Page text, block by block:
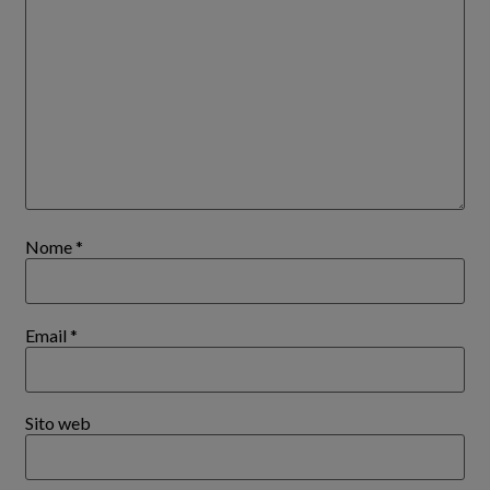
Nome *
Email *
Sito web